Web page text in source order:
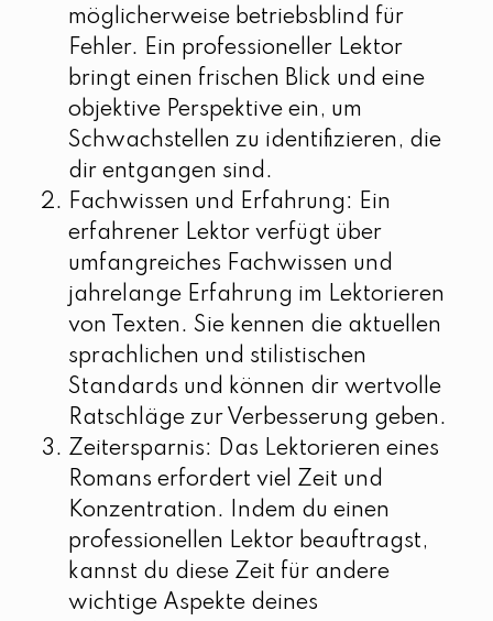
möglicherweise betriebsblind für
Fehler. Ein professioneller Lektor
bringt einen frischen Blick und eine
objektive Perspektive ein, um
Schwachstellen zu identifizieren, die
dir entgangen sind.
Fachwissen und Erfahrung: Ein
erfahrener Lektor verfügt über
umfangreiches Fachwissen und
jahrelange Erfahrung im Lektorieren
von Texten. Sie kennen die aktuellen
sprachlichen und stilistischen
Standards und können dir wertvolle
Ratschläge zur Verbesserung geben.
Zeitersparnis: Das Lektorieren eines
Romans erfordert viel Zeit und
Konzentration. Indem du einen
professionellen Lektor beauftragst,
kannst du diese Zeit für andere
wichtige Aspekte deines